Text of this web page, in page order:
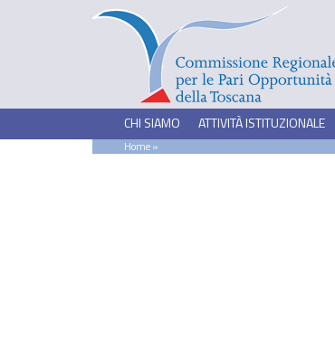
CHI SIAMO ATTIVITÀ ISTITUZIONALE
Home»